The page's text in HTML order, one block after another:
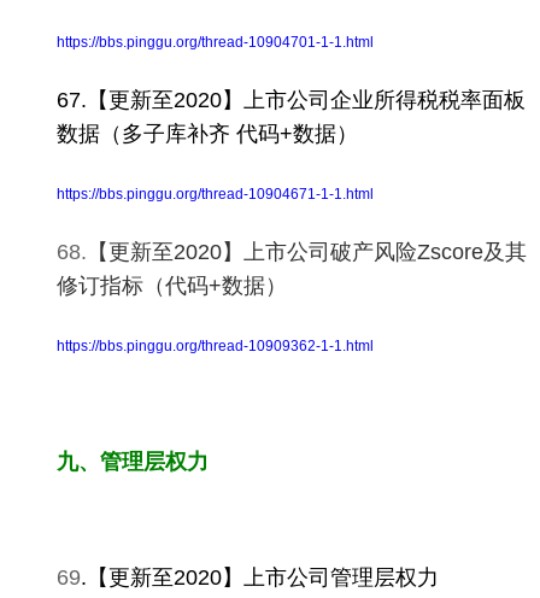
https://bbs.pinggu.org/thread-10904701-1-1.html
67.【更新至2020】上市公司企业所得税税率面板
数据（多子库补齐 代码+数据）
https://bbs.pinggu.org/thread-10904671-1-1.html
68. 【更新至2020】上市公司破产风险Zscore及其
修订指标（代码+数据）
https://bbs.pinggu.org/thread-10909362-1-1.html
九、管理层权力
69. 【更新至2020】上市公司管理层权力